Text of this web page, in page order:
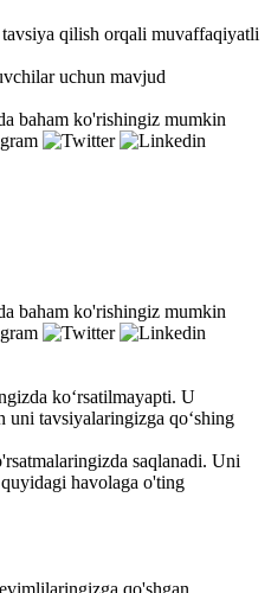
qilish orqali muvaffaqiyatli
uchun mavjud
baham ko'rishingiz mumkin
baham ko'rishingiz mumkin
ko‘rsatilmayapti. U
uni tavsiyalaringizga qo‘shing
saqlanadi. Uni
havolaga o'ting
qo'shgan